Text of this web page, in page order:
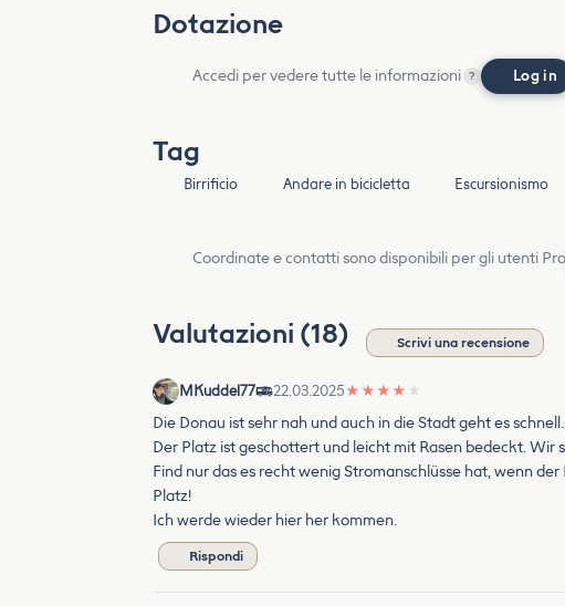
Dotazione
Accedi per vedere tutte le informazioni ? Log in
Tag
Birrificio Andare in bicicletta Escursionismo
Coordinate e contatti sono disponibili per gli utenti
Valutazioni (18) Scrivi una recensione
MKuddel77 22.03.2025★ ★ ★ ★ ★
Die Donau ist sehr nah und auch in die Stadt geht es
Der Platz ist geschottert und leicht mit Rasen bedeckt. Wir
Find nur das es recht wenig Stromanschlüsse hat, wenn
Platz!
Ich werde wieder hier her kommen.
Rispondi